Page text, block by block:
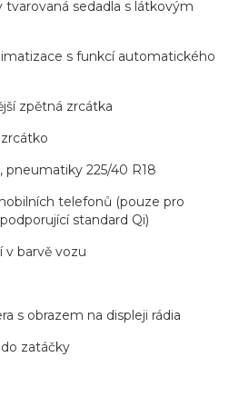
sedadla s látkovým
s funkcí automatického
zpětná zrcátka
pneumatiky 225/40 R18
telefonů (pouze pro
standard Qi)
v barvě vozu
s obrazem na displeji rádia
zatáčky